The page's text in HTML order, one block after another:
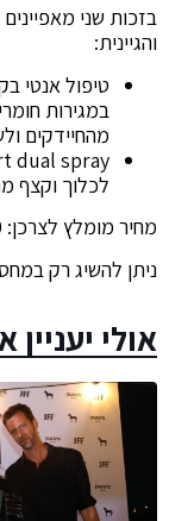
בזכות שני
והגיינית:
מהחיידקים
לכלוך וקצף
מחיר מומלץ לצרכן: 4,590 ₪.
ניתן להשיג רק
אולי יעניין